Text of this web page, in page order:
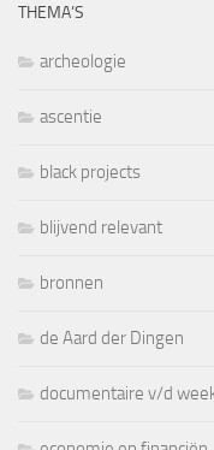
THEMA’S
archeologie
ascentie
black projects
blijvend relevant
bronnen
de Aard der Dingen
documentaire v/d